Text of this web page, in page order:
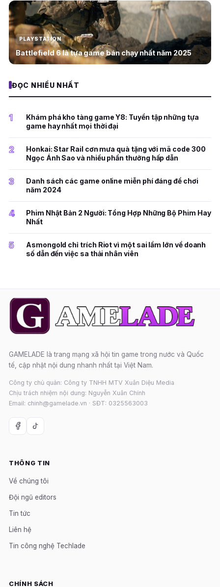
PLAYSTATION
Battlefield 6 là tựa game bán chạy nhất năm 2025
ĐỌC NHIỀU NHẤT
1
Khám phá kho tàng game Y8: Tuyển tập những tựa
game hay nhất mọi thời đại
2
Honkai: Star Rail cơn mưa quà tặng với mã code 300
Ngọc Ánh Sao và nhiều phần thưởng hấp dẫn
3
Danh sách các game online miễn phí đáng để chơi
năm 2024
4
Phim Nhật Bản 2 Người: Tổng Hợp Những Bộ Phim Hay
Nhất
5
Asmongold chỉ trích Riot vì một sai lầm lớn về doanh
số dẫn đến việc sa thải nhân viên
GAMELADE là trang mạng xã hội tin game trong nước và Quốc
tế, cập nhật nội dung nhanh nhất tại Việt Nam.
Công ty chủ quản: Công ty TNHH MTV Xuân Diệu Media
Chịu trách nhiệm nội dung: Nguyễn Xuân Chính
Email: chinh@gamelade.vn · SĐT: 0325563003
THÔNG TIN
Về chúng tôi
Đội ngũ editors
Tin tức
Liên hệ
Tin công nghệ Techlade
CHÍNH SÁCH